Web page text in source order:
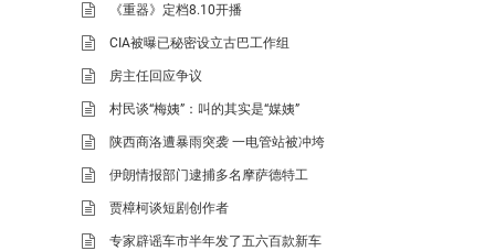
《重器》定档8.10开播
CIA被曝已秘密设立古巴工作组
房主任回应争议
村民谈“梅姨”：叫的其实是“媒姨”
陕西商洛遭暴雨突袭 一电管站被冲垮
伊朗情报部门逮捕多名摩萨德特工
贾樟柯谈短剧创作者
专家辟谣车市半年发了五六百款新车